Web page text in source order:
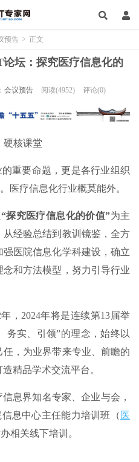
预告 > 正文
坛：探究医疗信息化的
会议预告 阅读(4952) 评论(0)
硬核课堂
重要命题，更是各行业组织
医疗信息化行业概莫能外。
“探究医疗信息化的价值”为主
经验总结到教训镜鉴，全方
医院信息化学科建设，确立
和方法模型，努力引导行业
，2024年将是连续第13届举
务实、引领”的理念，始终以
，为业界带来专业、前瞻的
精品学术交流平台。
息界知名专家、企业与会，
信息中心主任能力培训班（ 医
相关线下培训。